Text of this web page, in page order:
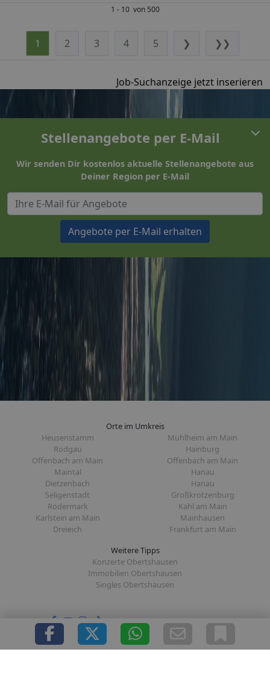
1 - 10 von 500
1 2 3 4 5 ❯ ❯❯
Job-Suchanzeige jetzt inserieren
Stellenangebote per E-Mail
Wir senden Dir kostenlos aktuelle Stellenangebote aus
Deiner Region per E-Mail
Angebote per E-Mail erhalten
Orte im Umkreis
Heusenstamm
Mühlheim am Main
Rodgau
Hainburg
Offenbach am Main
Offenbach am Main
Maintal
Hanau
Dietzenbach
Hanau
Seligenstadt
Großkrotzenburg
Rödermark
Kahl am Main
Karlstein am Main
Mainhausen
Dreieich
Frankfurt am Main
Weitere Tipps
Konzerte Obertshausen
Immobilien Obertshausen
Singles Obertshausen